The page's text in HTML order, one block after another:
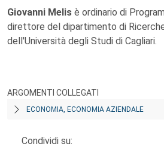
Giovanni Melis è ordinario di
direttore del dipartimento di
dell'Università degli Studi di Cagliari.
ARGOMENTI COLLEGATI
ECONOMIA, ECONOMIA AZIENDALE
Condividi su: